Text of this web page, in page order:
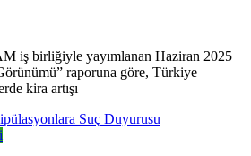
iş birliğiyle yayımlanan Haziran 2025
raporuna göre, Türkiye
kira artışı